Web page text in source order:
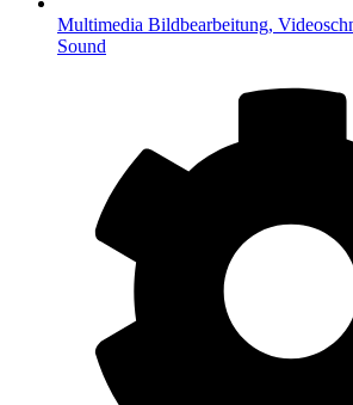
Multimedia Bildbearbeitung,
Sound